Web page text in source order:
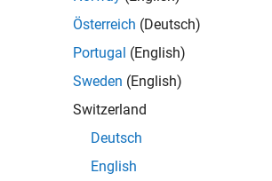
How useful was this information?
Österreich (Deutsch)
Portugal (English)
Sweden (English)
Switzerland
Deutsch
English